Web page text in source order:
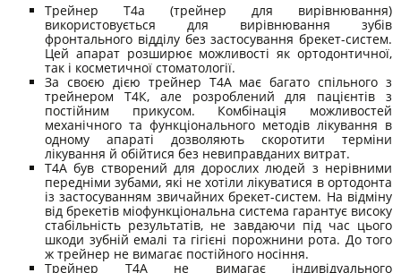
Трейнер Т4а (трейнер для вирівнювання)
використовується для вирівнювання зубів
фронтального відділу без застосування брекет-систем.
Цей апарат розширює можливості як ортодонтичної,
так і косметичної стоматології.
За своєю дією трейнер Т4А має багато спільного з
трейнером Т4К, але розроблений для пацієнтів з
постійним прикусом. Комбінація можливостей
механічного та функціонального методів лікування в
одному апараті дозволяють скоротити терміни
лікування й обійтися без невиправданих витрат.
Т4А був створений для дорослих людей з нерівними
передніми зубами, які не хотіли лікуватися в ортодонта
із застосуванням звичайних брекет-систем. На відміну
від брекетів міофункціональна система гарантує високу
стабільність результатів, не завдаючи під час цього
шкоди зубній емалі та гігієні порожнини рота. До того
ж трейнер не вимагає постійного носіння.
Трейнер Т4А не вимагає індивідуального